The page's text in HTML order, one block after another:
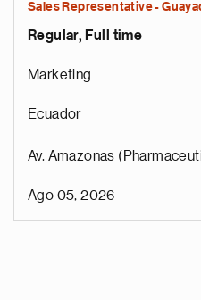
Sales Representative -
Regular, Full time
Marketing
Ecuador
Av. Amazonas
Ago 05, 2026